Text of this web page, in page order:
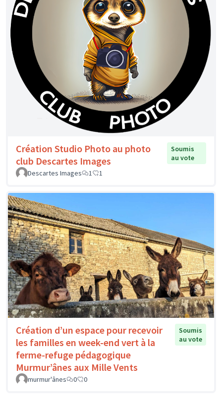
Création Studio Photo au photo
club Descartes Images
Soumis
au vote
Descartes Images
1 1
Création d’un espace pour recevoir
les familles en week-end vert à la
ferme-refuge pédagogique
Murmur’ânes aux Mille Vents
Soumis
au vote
murmur'ânes 0 0